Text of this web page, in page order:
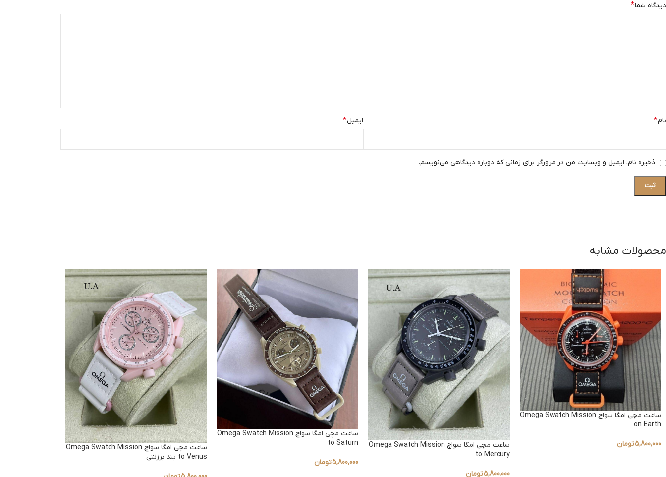
دیدگاه شما*
نام* ایمیل*
ذخیره نام، ایمیل و وبسایت من در مرورگر برای زمانی که دوباره دیدگاهی می‌نویسم.
محصولات مشابه
ساعت مچی امگا سواچ Omega Swatch Mission
on Earth
5,800,000تومان
ساعت مچی امگا سواچ Omega Swatch Mission
to Mercury
5,800,000تومان
ساعت مچی امگا سواچ Omega Swatch Mission
to Saturn
5,800,000تومان
ساعت مچی امگا سواچ Omega Swatch Mission
to Venus بند برزنتی